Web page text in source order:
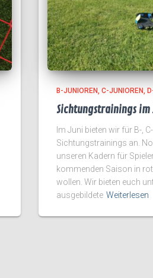
B-JUNIOREN C-JUNIOREN
Sichtungstrainings im
Im Juni bieten wir für B-,
Sichtungstrainings an.
unseren Kadern für
kommenden Saison in
wollen. Wir bieten euch
ausgebildete Weiterlesen